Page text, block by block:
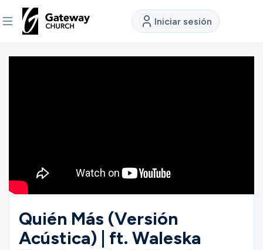
Iniciar sesión
DESCUBRE
Conectar
Quién Más (Versión
Acústica) | ft. Waleska